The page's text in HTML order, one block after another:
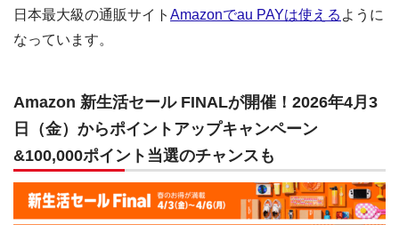
日本最大級の通販サイト Amazonでau PAYは使える ように
なっています。
Amazon 新生活セール FINALが開催！2026年4月3
日（金）からポイントアップキャンペーン
&100,000ポイント当選のチャンスも